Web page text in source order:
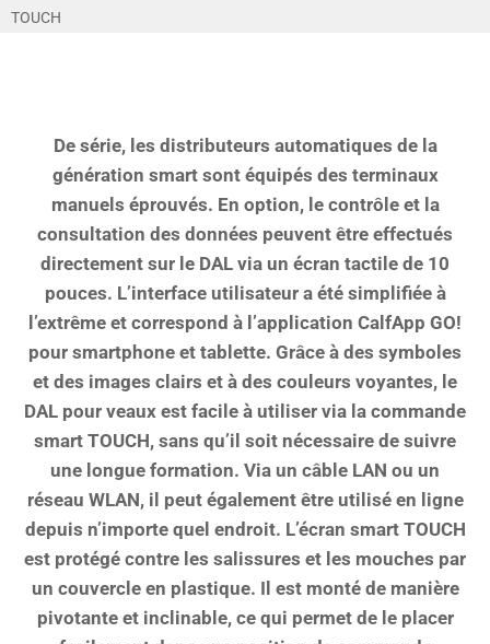
TOUCH
De série, les distributeurs automatiques de la
génération smart sont équipés des terminaux
manuels éprouvés. En option, le contrôle et la
consultation des données peuvent être effectués
directement sur le DAL via un écran tactile de 10
pouces. L’interface utilisateur a été simplifiée à
l’extrême et correspond à l’application CalfApp GO!
pour smartphone et tablette. Grâce à des symboles
et des images clairs et à des couleurs voyantes, le
DAL pour veaux est facile à utiliser via la commande
smart TOUCH, sans qu’il soit nécessaire de suivre
une longue formation. Via un câble LAN ou un
réseau WLAN, il peut également être utilisé en ligne
depuis n’importe quel endroit. L’écran smart TOUCH
est protégé contre les salissures et les mouches par
un couvercle en plastique. Il est monté de manière
pivotante et inclinable, ce qui permet de le placer